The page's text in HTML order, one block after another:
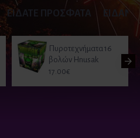
ΕΙΔΑΤΕ ΠΡΟΣΦΑΤΑ ΕΙΔΑΝ
Πυροτεχνήματα 16
βολών Hnusak
17.00€